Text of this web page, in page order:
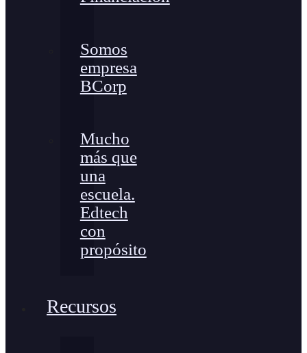
Somos
empresa
BCorp
Mucho
más que
una
escuela.
Edtech
con
propósito
Recursos